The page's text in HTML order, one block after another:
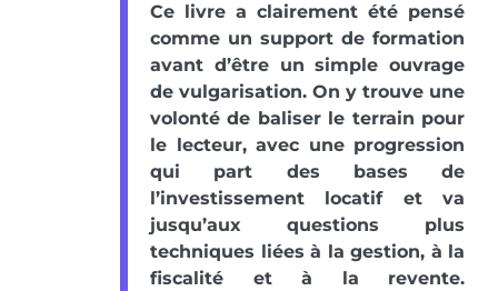
Ce livre a clairement été pensé
comme un support de formation
avant d’être un simple ouvrage
de vulgarisation. On y trouve une
volonté de baliser le terrain pour
le lecteur, avec une progression
qui part des bases de
l’investissement locatif et va
jusqu’aux questions plus
techniques liées à la gestion, à la
fiscalité et à la revente.